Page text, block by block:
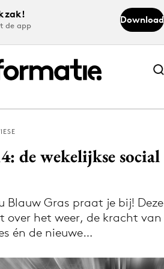
de app
Download
Abonneer nu
Abonneer nu
via de Adformatie
app
de wekelijkse social
Blauw Gras praat je bij! Deze
over het weer, de kracht van
én de nieuwe…